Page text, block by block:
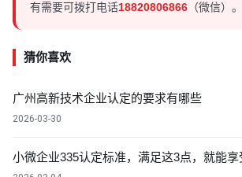
有需要可拨打电话18820806866 （微信）。
猜你喜欢
广州高新技术企业认定的要求有哪些
2026-03-30
小微企业335认定标准，满足这3点，就能